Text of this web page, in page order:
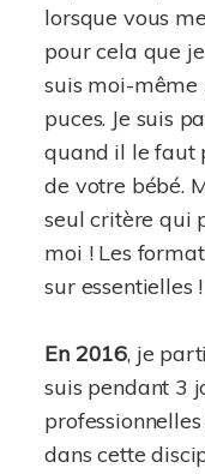
lorsque vous
pour cela que
suis moi-
puces. Je suis
quand il le faut
de votre bébé.
seul critère qui
moi ! Les
sur essentielles !
En 2016, je
suis pendant 3
dans cette